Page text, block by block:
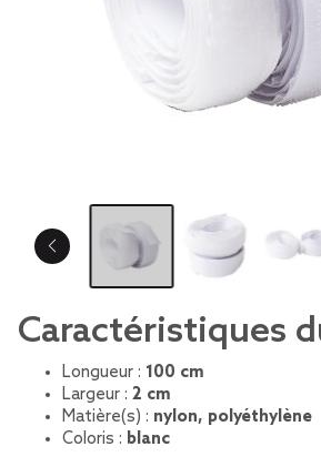
Caractéristiques
Longueur : 100 cm
Largeur : 2 cm
Matière(s) : nylon, polyéthylène
Coloris : blanc